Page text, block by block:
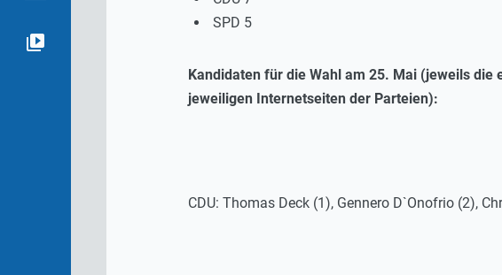
SPD 5
Kandidaten für die Wahl am 25. Mai (jeweils
jeweiligen Internetseiten der Parteien):
CDU: Thomas Deck (1), Gennero D`Onofrio (2),